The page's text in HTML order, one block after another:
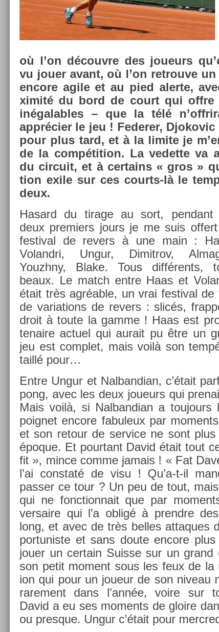
où l’on découv­re des joueurs
vu jouer avant, où l’on retro­uve
en­core agile et au pied al­er­te,
ximité du bord de court qui offre
in­égal­ables – que la télé
apprécier le jeu ! Feder­er, Djokovic
pour plus tard, et à la li­mite je
de la com­péti­tion. La vedet­te va
du cir­cuit, et à cer­tains « gros »
tion exile sur ces courts-là le
deux.
Hasard du tirage au sort, pen­dant
deux pre­mi­ers jours je me suis
fes­tiv­al de re­v­ers à une main :
Volandri, Ungur, Di­mit­rov,
Youzhny, Blake. Tous différents,
beaux. Le match entre Haas et
était très agréable, un vrai fes­tiv­al de
de varia­tions de re­v­ers : slicés,
droit à toute la gamme ! Haas est
tenaire ac­tuel qui aurait pu être un
jeu est com­plet, mais voilà son
taillé pour…
Entre Ungur et Nal­bandian, c’était
pong, avec les deux joueurs qui
Mais voilà, si Nal­bandian a
poig­net en­core fabuleux par
et son re­tour de ser­vice ne sont
époque. Et pour­tant David était tout
fit », mince comme jamais ! « Fat
l’ai con­staté de visu ! Qu’a-t-il
pass­er ce tour ? Un peu de tout,
qui ne fonction­nait que par
versaire qui l’a obligé à pre­ndre
long, et avec de très be­lles at­taques
por­tunis­te et sans doute en­core
jouer un cer­tain Suis­se sur un grand
son petit mo­ment sous les feux de
ion qui pour un joueur de son niveau
rare­ment dans l’année, voire sur
David a eu ses mo­ments de gloire
ou pre­sque. Ungur c’était pour